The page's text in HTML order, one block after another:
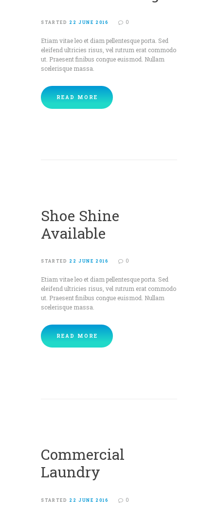
STARTED 22 JUNE 2016 0
Etiam vitae leo et diam pellentesque porta. Sed
eleifend ultricies risus, vel rutrum erat commodo
ut. Praesent finibus congue euismod. Nullam
scelerisque massa.
READ MORE
Shoe Shine
Available
STARTED 22 JUNE 2016 0
Etiam vitae leo et diam pellentesque porta. Sed
eleifend ultricies risus, vel rutrum erat commodo
ut. Praesent finibus congue euismod. Nullam
scelerisque massa.
READ MORE
Commercial
Laundry
STARTED 22 JUNE 2016 0